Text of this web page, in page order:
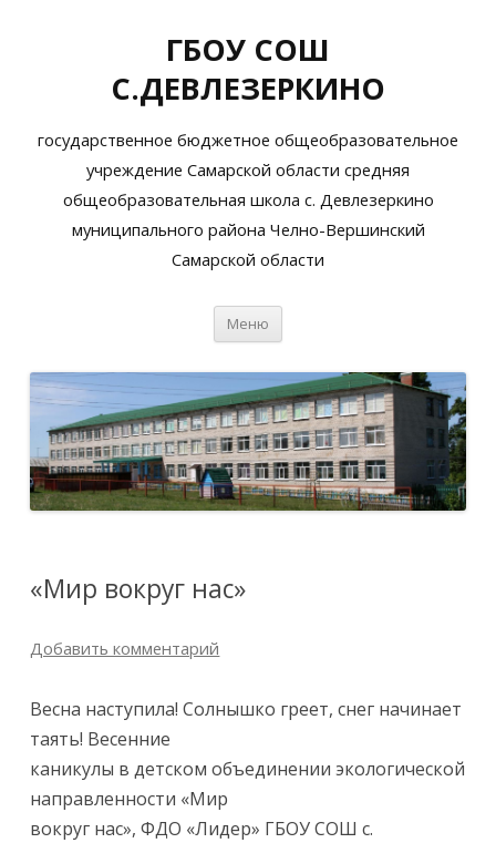
ГБОУ СОШ
С.ДЕВЛЕЗЕРКИНО
государственное бюджетное общеобразовательное
учреждение Самарской области средняя
общеобразовательная школа с. Девлезеркино
муниципального района Челно-Вершинский
Самарской области
Меню
«Мир вокруг нас»
Добавить комментарий
Весна наступила! Солнышко греет, снег начинает
таять! Весенние
каникулы в детском объединении экологической
направленности «Мир
вокруг нас», ФДО «Лидер» ГБОУ СОШ с.